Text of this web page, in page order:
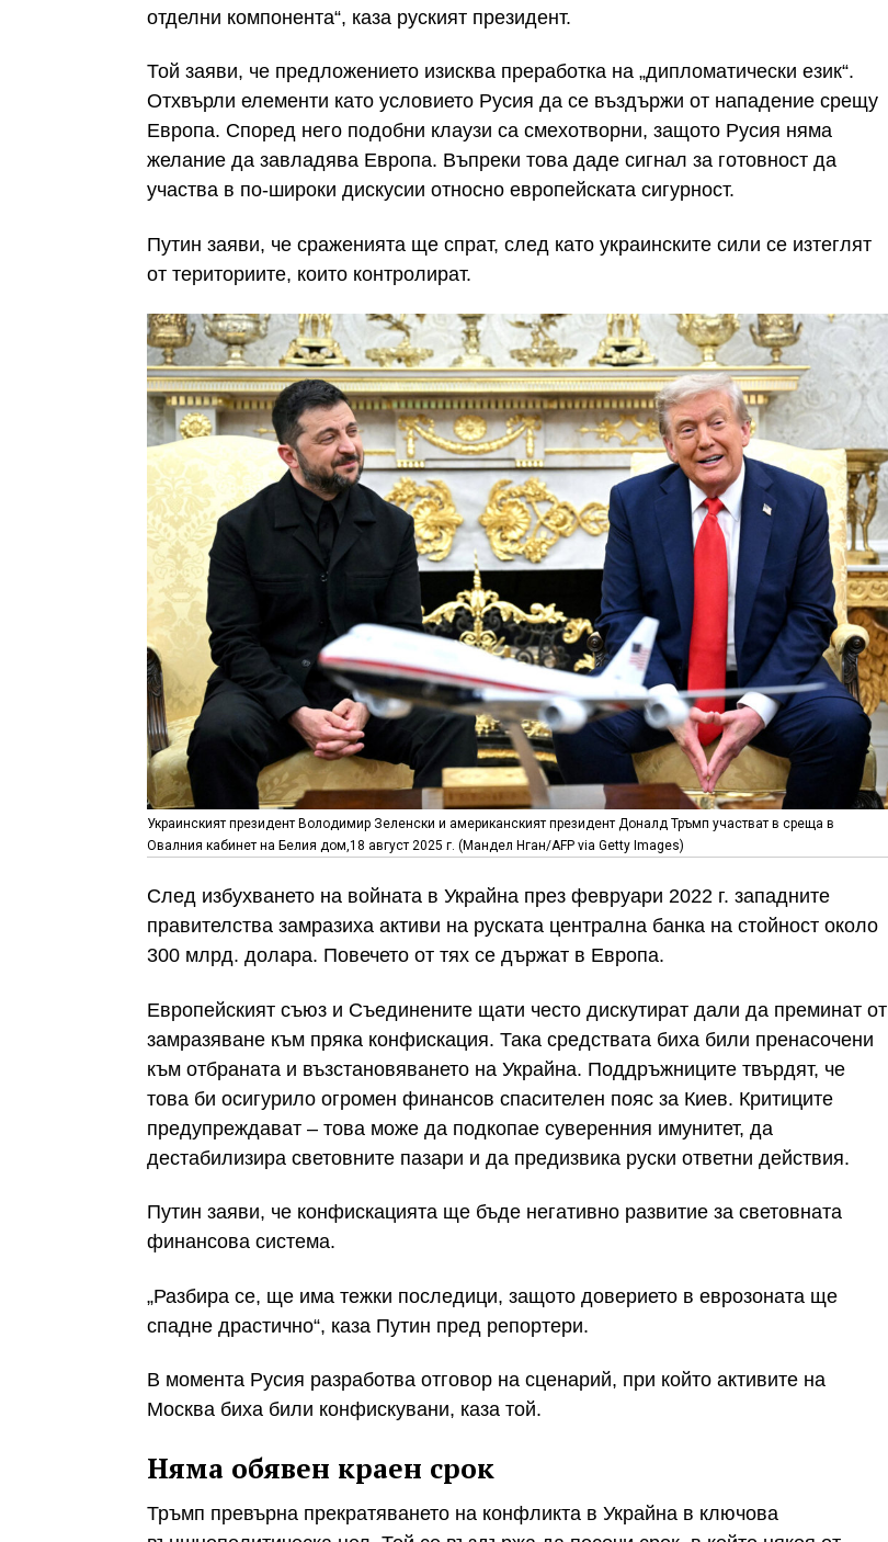
отделни компонента“, каза руският президент.
Той заяви, че предложението изисква преработка на „дипломатически език“.
Отхвърли елементи като условието Русия да се въздържи от нападение срещу
Европа. Според него подобни клаузи са смехотворни, защото Русия няма
желание да завладява Европа. Въпреки това даде сигнал за готовност да
участва в по-широки дискусии относно европейската сигурност.
Путин заяви, че сраженията ще спрат, след като украинските сили се изтеглят
от териториите, които контролират.
Украинският президент Володимир Зеленски и американският президент Доналд Тръмп участват в среща в
Овалния кабинет на Белия дом,18 август 2025 г. (Мандел Нган/AFP via Getty Images)
След избухването на войната в Украйна през февруари 2022 г. западните
правителства замразиха активи на руската централна банка на стойност около
300 млрд. долара. Повечето от тях се държат в Европа.
Европейският съюз и Съединените щати често дискутират дали да преминат от
замразяване към пряка конфискация. Така средствата биха били пренасочени
към отбраната и възстановяването на Украйна. Поддръжниците твърдят, че
това би осигурило огромен финансов спасителен пояс за Киев. Критиците
предупреждават – това може да подкопае суверенния имунитет, да
дестабилизира световните пазари и да предизвика руски ответни действия.
Путин заяви, че конфискацията ще бъде негативно развитие за световната
финансова система.
„Разбира се, ще има тежки последици, защото доверието в еврозоната ще
спадне драстично“, каза Путин пред репортери.
В момента Русия разработва отговор на сценарий, при който активите на
Москва биха били конфискувани, каза той.
Няма обявен краен срок
Тръмп превърна прекратяването на конфликта в Украйна в ключова